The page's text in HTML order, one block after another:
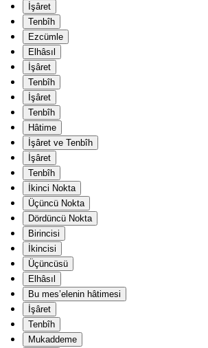
İşâret
Tenbîh
Ezcümle
Elhâsıl
İşâret
Tenbîh
İşâret
Tenbîh
Hâtime
İşâret ve Tenbîh
İşâret
Tenbîh
İkinci Nokta
Üçüncü Nokta
Dördüncü Nokta
Birincisi
İkincisi
Üçüncüsü
Elhâsıl
Bu mes’elenin hâtimesi
İşâret
Tenbîh
Mukaddeme